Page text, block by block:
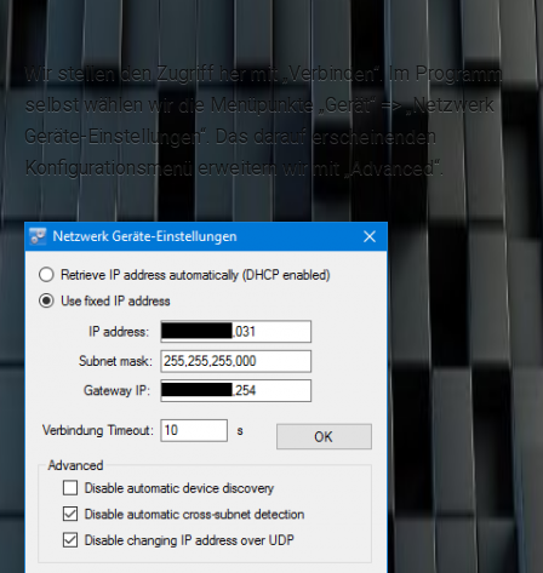
Wir stellen den Zugriff her mit „Verbinden“. Im Programm
selbst wählen wir die Menüpunkte „Gerät“ => „Netzwerk
Geräte-Einstellungen“. Das darauf erscheinenden
Konfigurationsmenü erweitern wir mit „Advanced“.